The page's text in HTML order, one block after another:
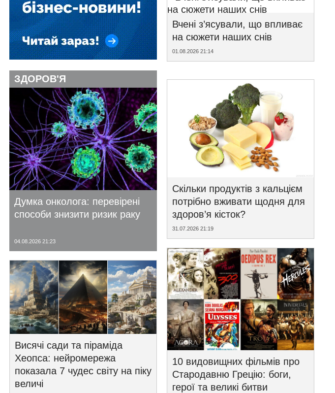
ЗДОРОВ'Я
Думка онколога: перевірені
способи знизити ризик раку
04.08.2026 21:23
Висячі сади та піраміда
Хеопса: нейромережа
показала 7 чудес світу на піку
величі
Вчені з’ясували, що впливає
на сюжети наших снів
01.08.2026 21:14
Скільки продуктів з кальцієм
потрібно вживати щодня для
здоров’я кісток?
31.07.2026 21:19
10 видовищних фільмів про
Стародавню Грецію: боги,
герої та великі битви